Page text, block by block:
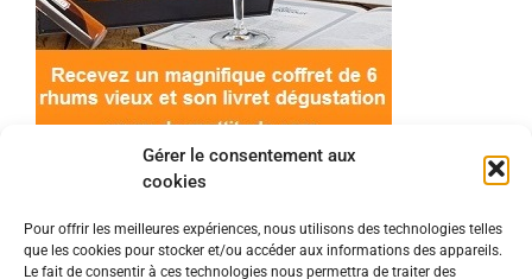
Gérer le consentement aux
cookies
Pour offrir les meilleures expériences, nous utilisons des technologies telles
que les cookies pour stocker et/ou accéder aux informations des appareils.
Le fait de consentir à ces technologies nous permettra de traiter des
© 2022 Meilleur-rhum.net - Tous droits réservés